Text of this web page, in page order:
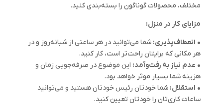
مختلف، محصولات گوناگون را بسته‌بندی کنید.
مزایای کار در منزل:
• انعطاف‌پذیری: شما می‌توانید در هر ساعتی از شبانه‌روز و در
هر مکانی که برایتان راحت‌تر است، کار کنید.
• عدم نیاز به رفت‌وآمد: این موضوع در صرفه‌جویی زمان و
هزینه شما بسیار موثر خواهد بود.
• استقلال: شما خودتان رئیس خودتان هستید و می‌توانید
ساعات کاری‌تان را خودتان تعیین کنید.